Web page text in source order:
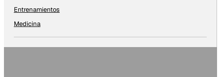
Entrenamientos
Medicina